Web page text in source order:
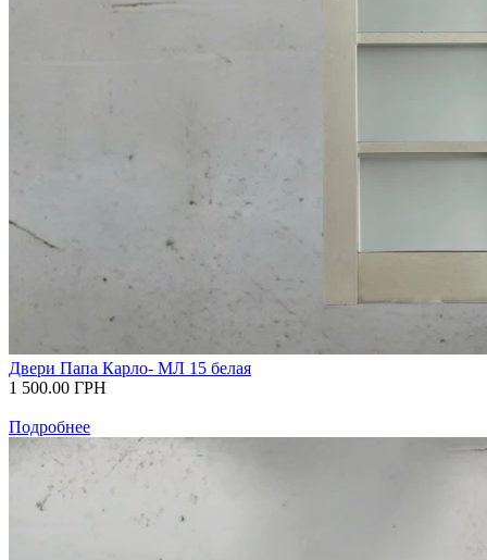
Двери Папа Карло- МЛ 15 белая
1 500.00 ГРН
Подробнее